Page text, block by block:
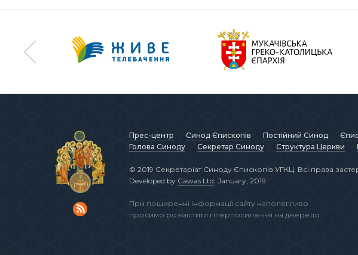
Прес-центр Синод Єпископів Постійний Синод
Голова Синоду
Секретар Синоду Структура Церкви
© 2019 Секретаріат Синоду Єпископів УГКЦ. Всі права
Developed by Cawas Ltd . January, 2019.
При поширенні інформації сайту наполегливо
просимо розмістити гіперпосилання на джерело.